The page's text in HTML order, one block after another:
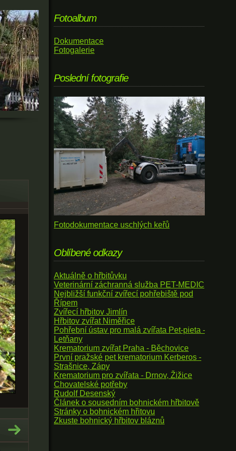
Fotoalbum
Dokumentace
Fotogalerie
Poslední fotografie
Fotodokumentace uschlých keřů
Oblíbené odkazy
Aktuálně o hřbitůvku
Veterinární záchranná služba PET-MEDIC
Nejbližší funkční zvířecí pohřebiště pod
Řípem
Zvířecí hřbitov Jimlín
Hřbitov zvířat Niměřice
Pohřební ústav pro malá zvířata Pet-pieta -
Letňany
Krematorium zvířat Praha - Běchovice
První pražské pet krematorium Kerberos -
Strašnice, Zápy
Krematorium pro zvířata - Drnov, Žižice
Chovatelské potřeby
Rudolf Desenský
Článek o sousedním bohnickém hřbitově
Stránky o bohnickém hřitovu
Zkuste bohnický hřbitov bláznů